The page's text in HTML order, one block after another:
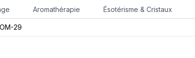
Aromathérapie Ésotérisme & Cristaux
29